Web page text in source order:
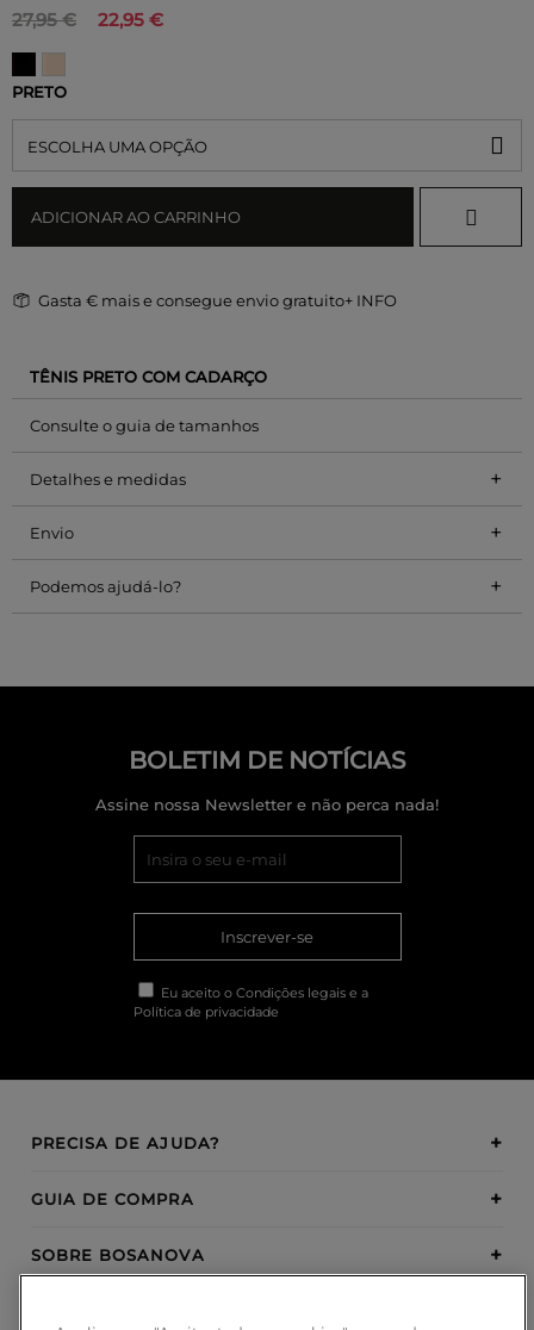
22,95 €
27,95 €
PRETO
ESCOLHA UMA OPÇÃO
ADICIONAR AO CARRINHO
Gasta € mais e consegue envio gratuito+ INFO
TÊNIS PRETO COM CADARÇO
Consulte o guia de tamanhos
Detalhes e medidas +
Envio +
Podemos ajudá-lo? +
BOLETIM DE NOTÍCIAS
Assine nossa Newsletter e não perca nada!
Inscrever-se
Eu aceito o Condições legais e a
Política de privacidade
PRECISA DE AJUDA?
GUIA DE COMPRA
SOBRE BOSANOVA